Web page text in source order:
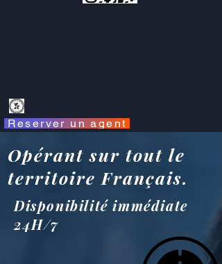
Reserver un agent
Opérant sur tout le
territoire Français.
Disponibilité immédiate
24H/7